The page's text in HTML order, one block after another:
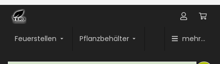
Feuerstellen Pflanzbehälter mehr...